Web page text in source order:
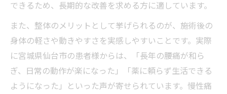
法
整体通いで得られる慢性痛対策の具体的ア
ドバイス
慢性痛に悩む人が整体で見つけた克服のヒ
ント
できるため、長期的な改善を求める方に適しています。
また、整体のメリットとして挙げられるのが、施術後の
身体の軽さや動きやすさを実感しやすいことです。実際
に宮城県仙台市の患者様からは、「長年の腰痛が和ら
ぎ、日常の動作が楽になった」「薬に頼らず生活できる
ようになった」といった声が寄せられています。慢性痛